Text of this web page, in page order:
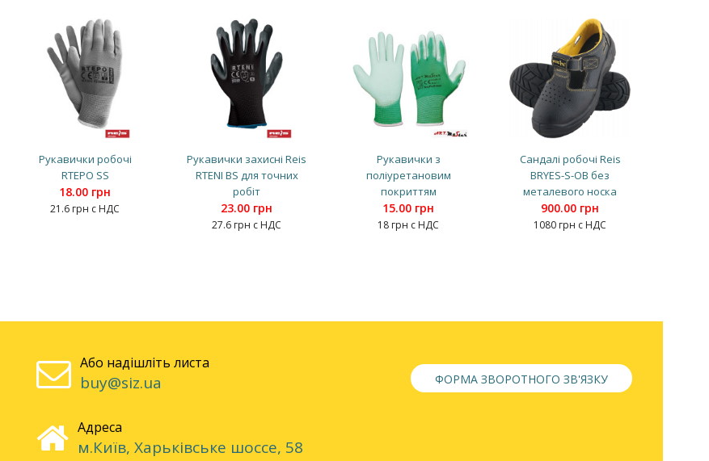
Рукавички робочі
RTEPO SS
18.00 грн
21.6 грн с НДС
Рукавички захисні Reis
RTENI BS для точних
робіт
23.00 грн
27.6 грн с НДС
Рукавички з
поліуретановим
покриттям
15.00 грн
18 грн с НДС
Сандалі робочі Reis
BRYES-S-OB без
металевого носка
900.00 грн
1080 грн с НДС
Або надішліть листа
buy@siz.ua
Адреса
м.Київ, Харьківське шоссе, 58
ФОРМА ЗВОРОТНОГО ЗВ'ЯЗКУ